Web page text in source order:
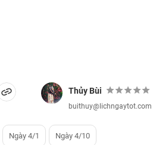
Thủy Bùi
buithuy@lichngaytot.com
Ngày 4/1 Ngày 4/10